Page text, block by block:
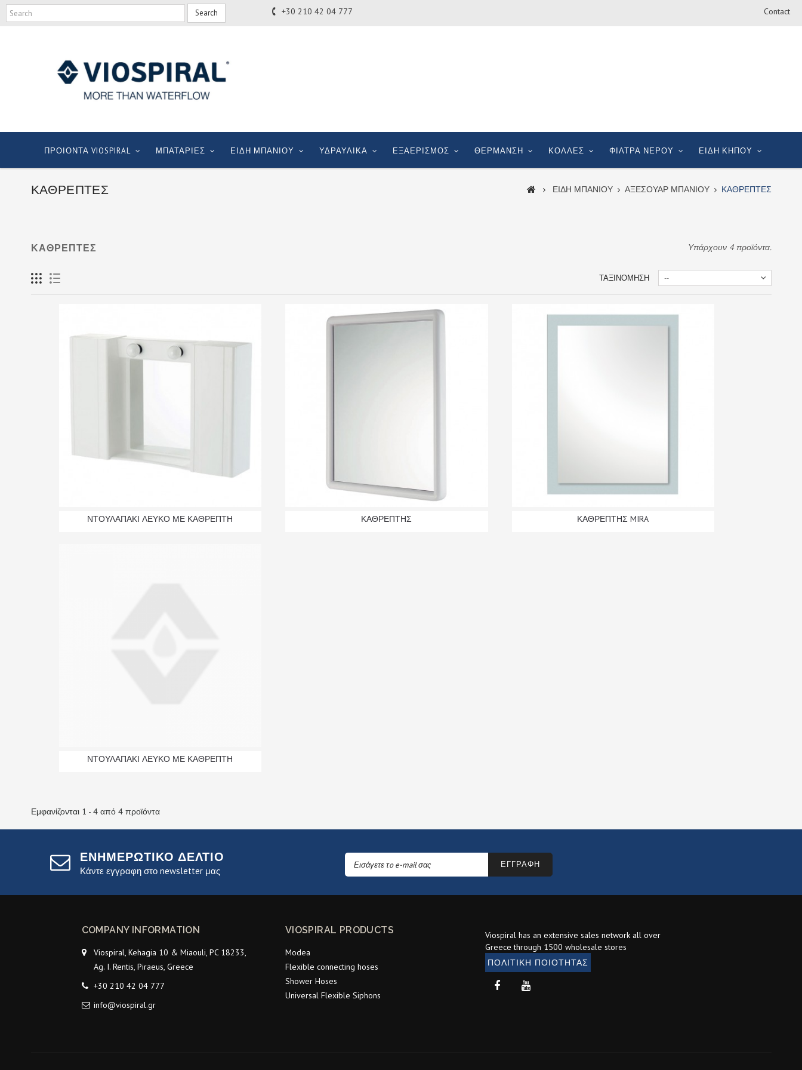
Search +30 210 42 04 777 Contact
ΠΡΟΙΟΝΤΑ VIOSPIRAL ΜΠΑΤΑΡΙΕΣ ΕΙΔΗ ΜΠΑΝΙΟΥ ΥΔΡΑΥΛΙΚΑ ΕΞΑΕΡΙΣΜΟΣ ΘΕΡΜΑΝΣΗ ΚΟΛΛΕΣ ΦΙΛΤΡΑ ΝΕΡΟΥ ΕΙΔΗ ΚΗΠΟΥ
ΚΑΘΡΕΠΤΕΣ ΕΙΔΗ ΜΠΑΝΙΟΥ ΑΞΕΣΟΥΑΡ ΜΠΑΝΙΟΥ ΚΑΘΡΕΠΤΕΣ
ΚΑΘΡΕΠΤΕΣ Υπάρχουν 4 προϊόντα.
ΤΑΞΙΝΌΜΗΣΗ --
ΝΤΟΥΛΑΠΑΚΙ ΛΕΥΚΟ ΜΕ ΚΑΘΡΕΠΤΗ ΚΑΘΡΕΠΤΗΣ ΚΑΘΡΕΠΤΗΣ MIRA
ΝΤΟΥΛΑΠΑΚΙ ΛΕΥΚΟ ΜΕ ΚΑΘΡΕΠΤΗ
Εμφανίζονται 1 - 4 από 4 προϊόντα
ΕΝΗΜΕΡΩΤΙΚΟ ΔΕΛΤΙΟ
Κάντε εγγραφη στο newsletter μας
ΕΓΓΡΑΦΗ
COMPANY INFORMATION
Viospiral, Kehagia 10 & Miaouli, PC 18233,
Ag. I. Rentis, Piraeus, Greece
+30 210 42 04 777
info@viospiral.gr
VIOSPIRAL PRODUCTS
Modea
Flexible connecting hoses
Shower Hoses
Universal Flexible Siphons
Viospiral has an extensive sales network all over
Greece through 1500 wholesale stores
ΠΟΛΙΤΙΚΗ ΠΟΙΟΤΗΤΑΣ